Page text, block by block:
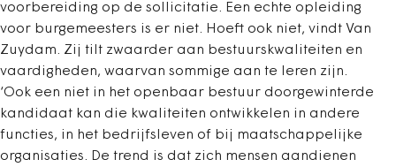
voorbereiding op de sollicitatie. Een echte opleiding
voor burgemeesters is er niet. Hoeft ook niet, vindt Van
Zuydam. Zij tilt zwaarder aan bestuurskwaliteiten en
vaardigheden, waarvan sommige aan te leren zijn.
‘Ook een niet in het openbaar bestuur doorgewinterde
kandidaat kan die kwaliteiten ontwikkelen in andere
functies, in het bedrijfsleven of bij maatschappelijke
organisaties. De trend is dat zich mensen aandienen